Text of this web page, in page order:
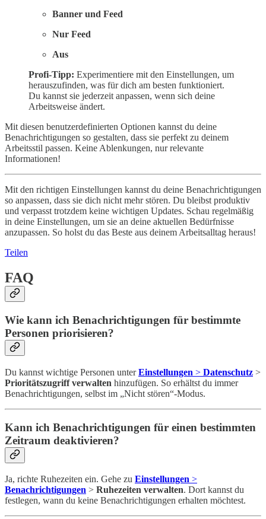
Banner und Feed
Nur Feed
Aus
Profi-Tipp: Experimentiere mit den Einstellungen, um
herauszufinden, was für dich am besten funktioniert.
Du kannst sie jederzeit anpassen, wenn sich deine
Arbeitsweise ändert.
Mit diesen benutzerdefinierten Optionen kannst du deine
Benachrichtigungen so gestalten, dass sie perfekt zu deinem
Arbeitsstil passen. Keine Ablenkungen, nur relevante
Informationen!
Mit den richtigen Einstellungen kannst du deine Benachrichtigungen
so anpassen, dass sie dich nicht mehr stören. Du bleibst produktiv
und verpasst trotzdem keine wichtigen Updates. Schau regelmäßig
in deine Einstellungen, um sie an deine aktuellen Bedürfnisse
anzupassen. So holst du das Beste aus deinem Arbeitsalltag heraus!
Teilen
FAQ
Wie kann ich Benachrichtigungen für bestimmte
Personen priorisieren?
Du kannst wichtige Personen unterEinstellungen > Datenschutz >
Prioritätszugriff verwalten hinzufügen. So erhältst du immer
Benachrichtigungen, selbst im „Nicht stören“-Modus.
Kann ich Benachrichtigungen für einen bestimmten
Zeitraum deaktivieren?
Ja, richte Ruhezeiten ein. Gehe zu Einstellungen >
Benachrichtigungen > Ruhezeiten verwalten. Dort kannst du
festlegen, wann du keine Benachrichtigungen erhalten möchtest.